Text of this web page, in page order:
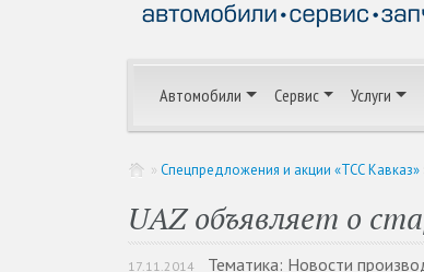
Автомобили Сервис Услуги
» Спецпредложения и акции «ТСС Кавказ»
UAZ объявляет о
17.11.2014
Тематика: Новости